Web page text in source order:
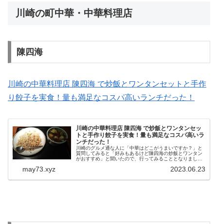
川崎の町中華・中華料理店
陳四海
川崎の中華料理店 陳四海 で炒飯とワンタンセットと手作
り餃子を実食！量も満足なコスパ高いランチだった！
川崎の中華料理店 陳四海 で炒飯とワンタンセッ
トと手作り餃子を実食！量も満足なコスパ高いラ
ンチだった！
川崎のグルメ通な人に「中華はどこがうまいですか？」と
質問してみると「好みもあるけど陳四海の炒飯とワンタン
がおすすめ」と聞いたので、行ってみることとなりまし
may73.xyz 2023.06.23